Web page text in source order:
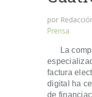
por
Prensa
La
factura
digital ha
de